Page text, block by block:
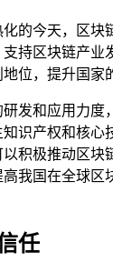
的今天，区块
持区块链产业
位，提升国家
发和应用力度
识产权和核心
积极推动区块
我国在全球区
任